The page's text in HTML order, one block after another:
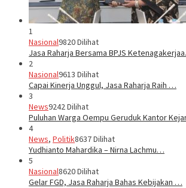
1
Nasional9820 Dilihat
Jasa Raharja Bersama BPJS
2
Nasional9613 Dilihat
Capai Kinerja Unggul, Jasa Raharja Raih …
3
News9242 Dilihat
Puluhan Warga Oempu Geruduk Kantor
4
News, Politik8637 Dilihat
Yudhianto Mahardika – Nirna Lachmu…
5
Nasional8620 Dilihat
Gelar FGD, Jasa Raharja Bahas Kebijakan …